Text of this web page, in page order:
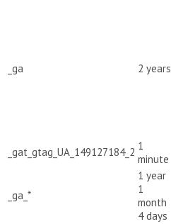
_ga 2 years
_gat_gtag_UA_149127184_2 1
minute
_ga_*
1 year
1
month
4 days